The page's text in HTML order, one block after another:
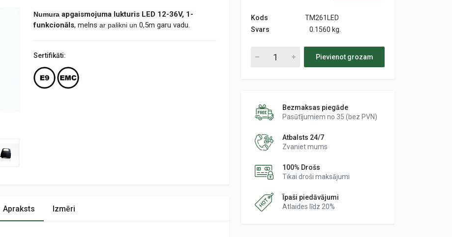
Numura apgaismojuma lukturis LED 12-36V, 1-
funkcionāls, melns ar palikni un 0,5m garu vadu.
Sertifikāti:
Kods
TM261LED
Svars
0.1560 kg.
Pievienot grozam
Bezmaksas piegāde
Pasūtījumiem no 35 (bez PVN)
Atbalsts 24/7
Zvaniet mums
100% Drošs
Tikai droši maksājumi
Īpaši piedāvājumi
Atlaides līdz 20%
Apraksts Izmēri